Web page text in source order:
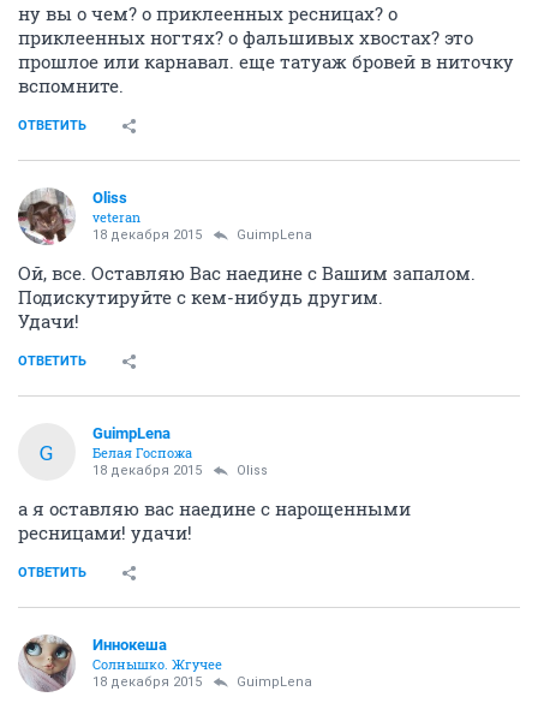
ну вы о чем? о приклеенных ресницах? о
приклеенных ногтях? о фальшивых хвостах? это
прошлое или карнавал. еще татуаж бровей в ниточку
вспомните.
ОТВЕТИТЬ
Oliss
veteran
18 декабря 2015 GuimpLena
Ой, все. Оставляю Вас наедине с Вашим запалом.
Подискутируйте с кем-нибудь другим.
Удачи!
ОТВЕТИТЬ
G
GuimpLena
Белая Госпожа
18 декабря 2015 Oliss
а я оставляю вас наедине с нарощенными
ресницами! удачи!
ОТВЕТИТЬ
Иннокеша
Солнышко. Жгучее
18 декабря 2015 GuimpLena